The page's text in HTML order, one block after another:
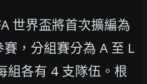
世界盃將首次擴編為
，分組賽分為 A 至 L
組各有 4 支隊伍。根